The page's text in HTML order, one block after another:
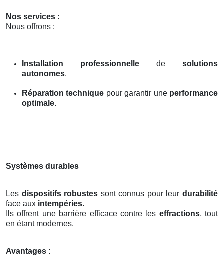
Nos services :
Nous offrons :
Installation professionnelle de solutions
autonomes.
Réparation technique pour garantir une performance
optimale.
Systèmes durables
Les dispositifs robustes sont connus pour leurdurabilité
face aux intempéries.
Ils offrent une barrière efficace contre les effractions, tout
en étant modernes.
Avantages :